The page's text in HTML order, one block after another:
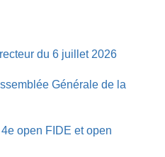
du 6 juillet 2026
Générale de la
open FIDE et open